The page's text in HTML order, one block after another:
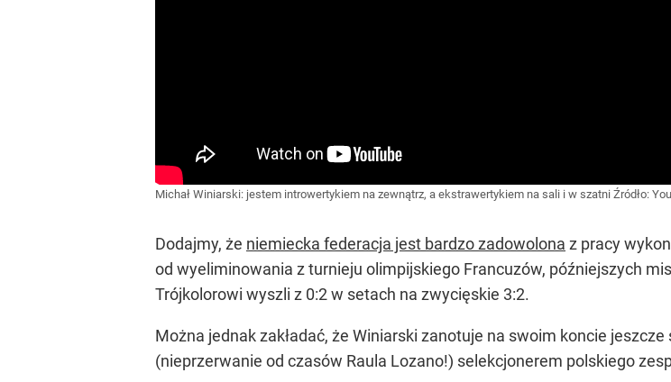
Michał Winiarski: jestem introwertykiem na zewnątrz, a ekstrawertykiem na sali i w szatni Źródło:
Dodajmy, że niemiecka federacja jest bardzo zadowolona z pracy
od wyeliminowania z turnieju olimpijskiego Francuzów, późniejszych
Trójkolorowi wyszli z 0:2 w setach na zwycięskie 3:2.
Można jednak zakładać, że Winiarski zanotuje na swoim koncie
(nieprzerwanie od czasów Raula Lozano!) selekcjonerem polskiego